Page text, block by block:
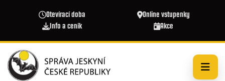
Otevírací doba
Online vstupenky
Info a ceník
Akce